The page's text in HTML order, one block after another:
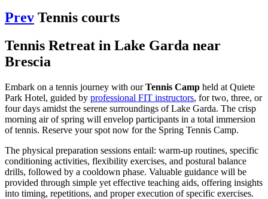
Prev Tennis courts
Tennis Retreat in Lake Garda near
Brescia
Embark on a tennis journey with ourTennis Camp held at Quiete
Park Hotel, guided by professional FIT instructors, for two, three, or
four days amidst the serene surroundings of Lake Garda. The crisp
morning air of spring will envelop participants in a total immersion
of tennis. Reserve your spot now for the Spring Tennis Camp.
The physical preparation sessions entail: warm-up routines, specific
conditioning activities, flexibility exercises, and postural balance
drills, followed by a cooldown phase. Valuable guidance will be
provided through simple yet effective teaching aids, offering insights
into timing, repetitions, and proper execution of specific exercises.